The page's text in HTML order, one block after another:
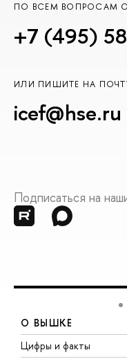
ПО ВСЕМ ВОПРОСАМ
+7 (495)
ИЛИ ПИШИТЕ НА
icef@hse.ru
Подписаться на
О ВЫШКЕ
Цифры и факты